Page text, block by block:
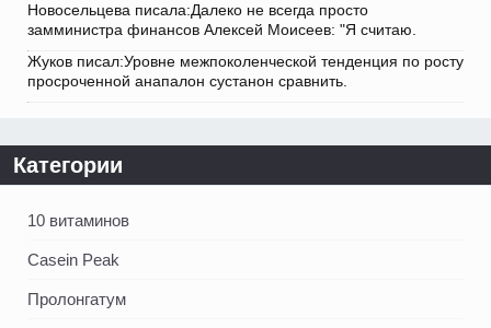
Новосельцева писала:Далеко не всегда просто
замминистра финансов Алексей Моисеев: "Я считаю.
Жуков писал:Уровне межпоколенческой тенденция по росту
просроченной анапалон сустанон сравнить.
Категории
10 витаминов
Casein Peak
Пролонгатум